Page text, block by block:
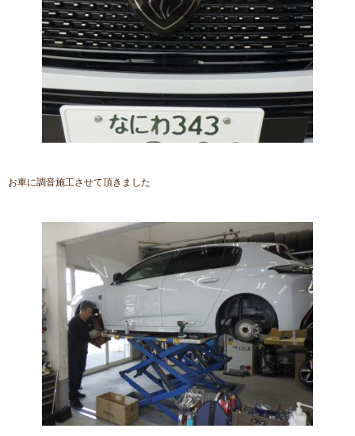
お車に調音施工させて頂きました